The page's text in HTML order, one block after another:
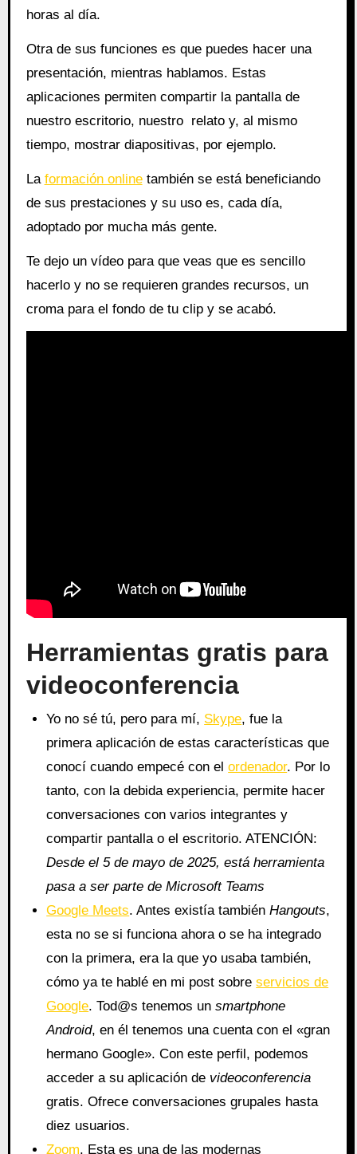
horas al día.
Otra de sus funciones es que puedes hacer una
presentación, mientras hablamos. Estas
aplicaciones permiten compartir la pantalla de
nuestro escritorio, nuestro relato y, al mismo
tiempo, mostrar diapositivas, por ejemplo.
La formación onlinetambién se está beneficiando
de sus prestaciones y su uso es, cada día,
adoptado por mucha más gente.
Te dejo un vídeo para que veas que es sencillo
hacerlo y no se requieren grandes recursos, un
croma para el fondo de tu clip y se acabó.
Herramientas gratis para
videoconferencia
Yo no sé tú, pero para mí, Skype, fue la
primera aplicación de estas características que
conocí cuando empecé con elordenador. Por lo
tanto, con la debida experiencia, permite hacer
conversaciones con varios integrantes y
compartir pantalla o el escritorio. ATENCIÓN:
Desde el 5 de mayo de 2025, está herramienta
pasa a ser parte de Microsoft Teams
Google Meets. Antes existía también Hangouts,
esta no se si funciona ahora o se ha integrado
con la primera, era la que yo usaba también,
cómo ya te hablé en mi post sobreservicios de
Google. Tod@s tenemos unsmartphone
Android, en él tenemos una cuenta con el «gran
hermano Google». Con este perfil, podemos
acceder a su aplicación de videoconferencia
gratis. Ofrece conversaciones grupales hasta
diez usuarios.
Zoom. Esta es una de las modernas